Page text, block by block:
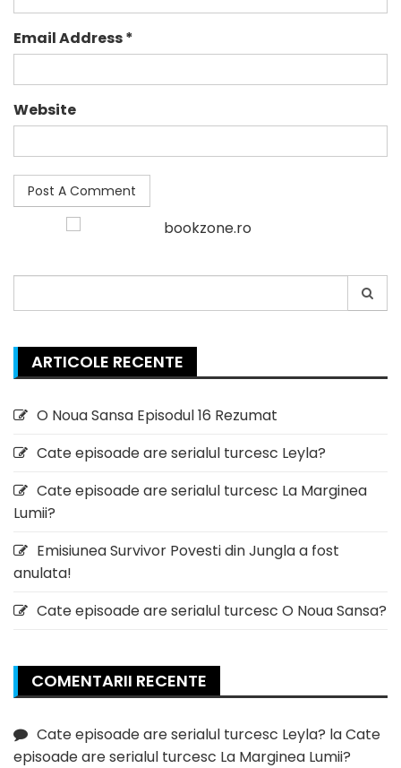
Email Address *
Website
for:
ARTICOLE RECENTE
O Noua Sansa Episodul 16 Rezumat
Cate episoade are serialul turcesc Leyla?
Cate episoade are serialul turcesc La Marginea
Lumii?
Emisiunea Survivor Povesti din Jungla a fost
anulata!
Cate episoade are serialul turcesc O Noua Sansa?
COMENTARII RECENTE
Cate episoade are serialul turcesc Leyla? laCate
episoade are serialul turcesc La Marginea Lumii?